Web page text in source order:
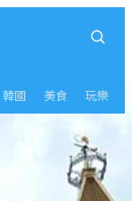
韓國 美食 玩樂